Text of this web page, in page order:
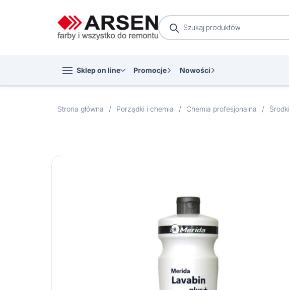
Wyszukiwarka
produktów
Sklep on line Promocje Nowości
Strona główna / Porządki i chemia / Chemia profesjonalna /